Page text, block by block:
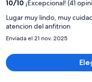
10/10 ¡Excepcional! (41
Lugar muy lindo, muy
atencion del anfitrion
Enviada el 21 nov. 2025